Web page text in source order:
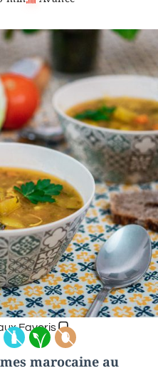
Favoris
marocaine au